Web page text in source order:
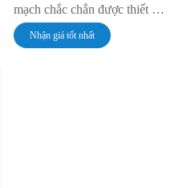
mạch chắc chắn được thiết kế
cho các ứng dụng chuyên biệt
yêu cầu khoảng cách chân
Nhận giá tốt nhất